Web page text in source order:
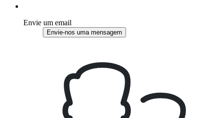
Envie um email
Envie-nos uma mensagem